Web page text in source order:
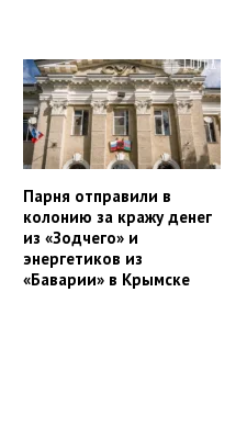
Парня отправили в
колонию за кражу денег
из «Зодчего» и
энергетиков из
«Баварии» в Крымске